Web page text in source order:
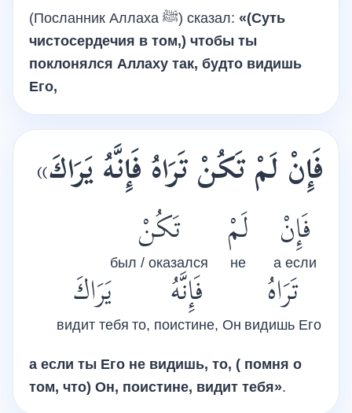
(Посланник Аллаха ﷺ) сказал: «(Суть
чистосердечия в том,) чтобы ты
поклонялся Аллаху так, будто видишь
Его,
فَإِنْ لَمْ تَكُنْ تَرَاهُ فَإِنَّهُ يَرَاكَ»
فَإِنْ
а если
لَمْ
не
تَكُنْ
был / оказался
تَرَاهُ
видишь Его
فَإِنَّهُ
то, поистине, Он
يَرَاكَ
видит тебя
а если ты Его не видишь, тo, ( помня о
том, что) Он, поистине, видит тебя».